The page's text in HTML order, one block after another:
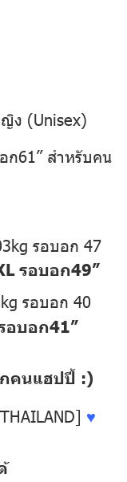
ง (Unisex)
ก61” สำหรับคน
รอบอก 47
รอบอก49”
รอบอก 40
อบอก41”
กคนแฮปปี้ :)
♥